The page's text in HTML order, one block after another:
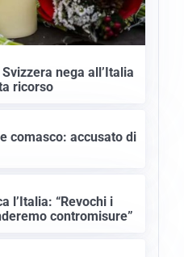
nega all’Italia
ricorso
comasco: accusato di
l’Italia: “Revochi i
contromisure”